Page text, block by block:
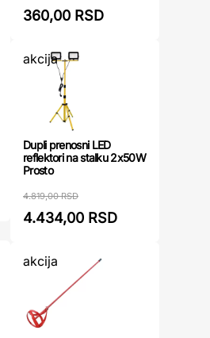
360,00 RSD
akcija
Dupli prenosni LED
reflektori na stalku 2x50W
Prosto
4.819,00 RSD
4.434,00 RSD
akcija